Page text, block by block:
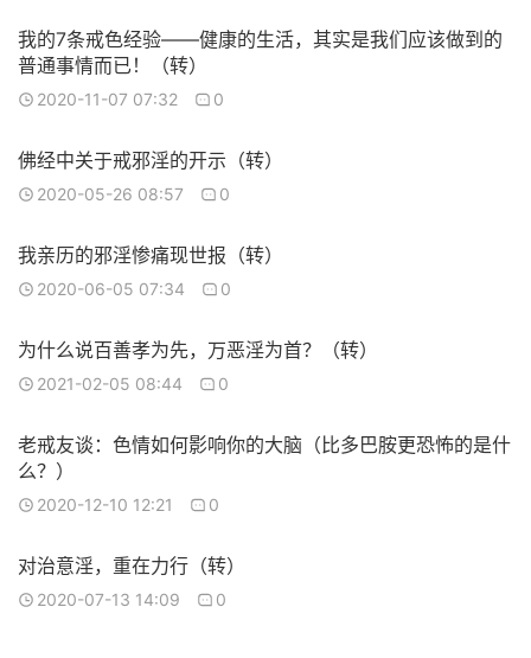
我的7条戒色经验——健康的生活，其实是我们应该做到的
普通事情而已！（转）
2020-11-07 07:32 0
佛经中关于戒邪淫的开示（转）
2020-05-26 08:57 0
我亲历的邪淫惨痛现世报（转）
2020-06-05 07:34 0
为什么说百善孝为先，万恶淫为首？（转）
2021-02-05 08:44 0
老戒友谈：色情如何影响你的大脑（比多巴胺更恐怖的是什
么？）
2020-12-10 12:21 0
对治意淫，重在力行（转）
2020-07-13 14:09 0